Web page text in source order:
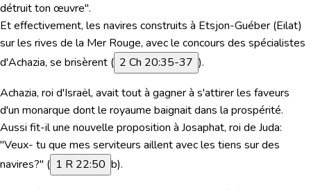
détruit ton œuvre".
Et effectivement, les navires construits à Etsjon-Guéber (Eilat)
sur les rives de la Mer Rouge, avec le concours des spécialistes
d'Achazia, se brisèrent ( 2 Ch 20:35-37 ).
Achazia, roi d'Israël, avait tout à gagner à s'attirer les faveurs
d'un monarque dont le royaume baignait dans la prospérité.
Aussi fit-il une nouvelle proposition à Josaphat, roi de Juda:
"Veux- tu que mes serviteurs aillent avec les tiens sur des
navires?" ( 1 R 22:50 b).